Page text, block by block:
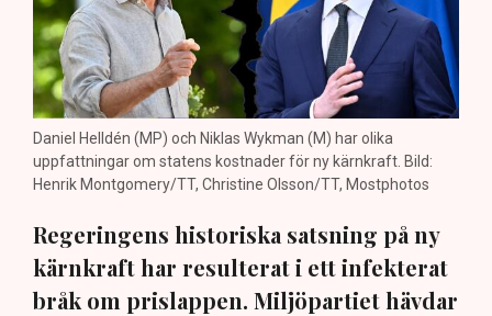
Daniel Helldén (MP) och Niklas Wykman (M) har olika
uppfattningar om statens kostnader för ny kärnkraft. Bild:
Henrik Montgomery/TT, Christine Olsson/TT, Mostphotos
Regeringens historiska satsning på ny
kärnkraft har resulterat i ett infekterat
bråk om prislappen. Miljöpartiet hävdar